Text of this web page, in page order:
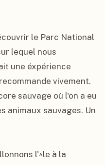
le Parc National
lequel nous
une éxpérience
vivement.
sauvage où l'on a eu
animaux sauvages. Un
l'^le à la